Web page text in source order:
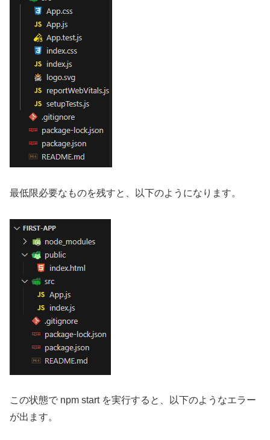
最低限必要なものを残すと、以下のようになります。
この状態で npm start を実行すると、以下のようなエラー
が出ます。